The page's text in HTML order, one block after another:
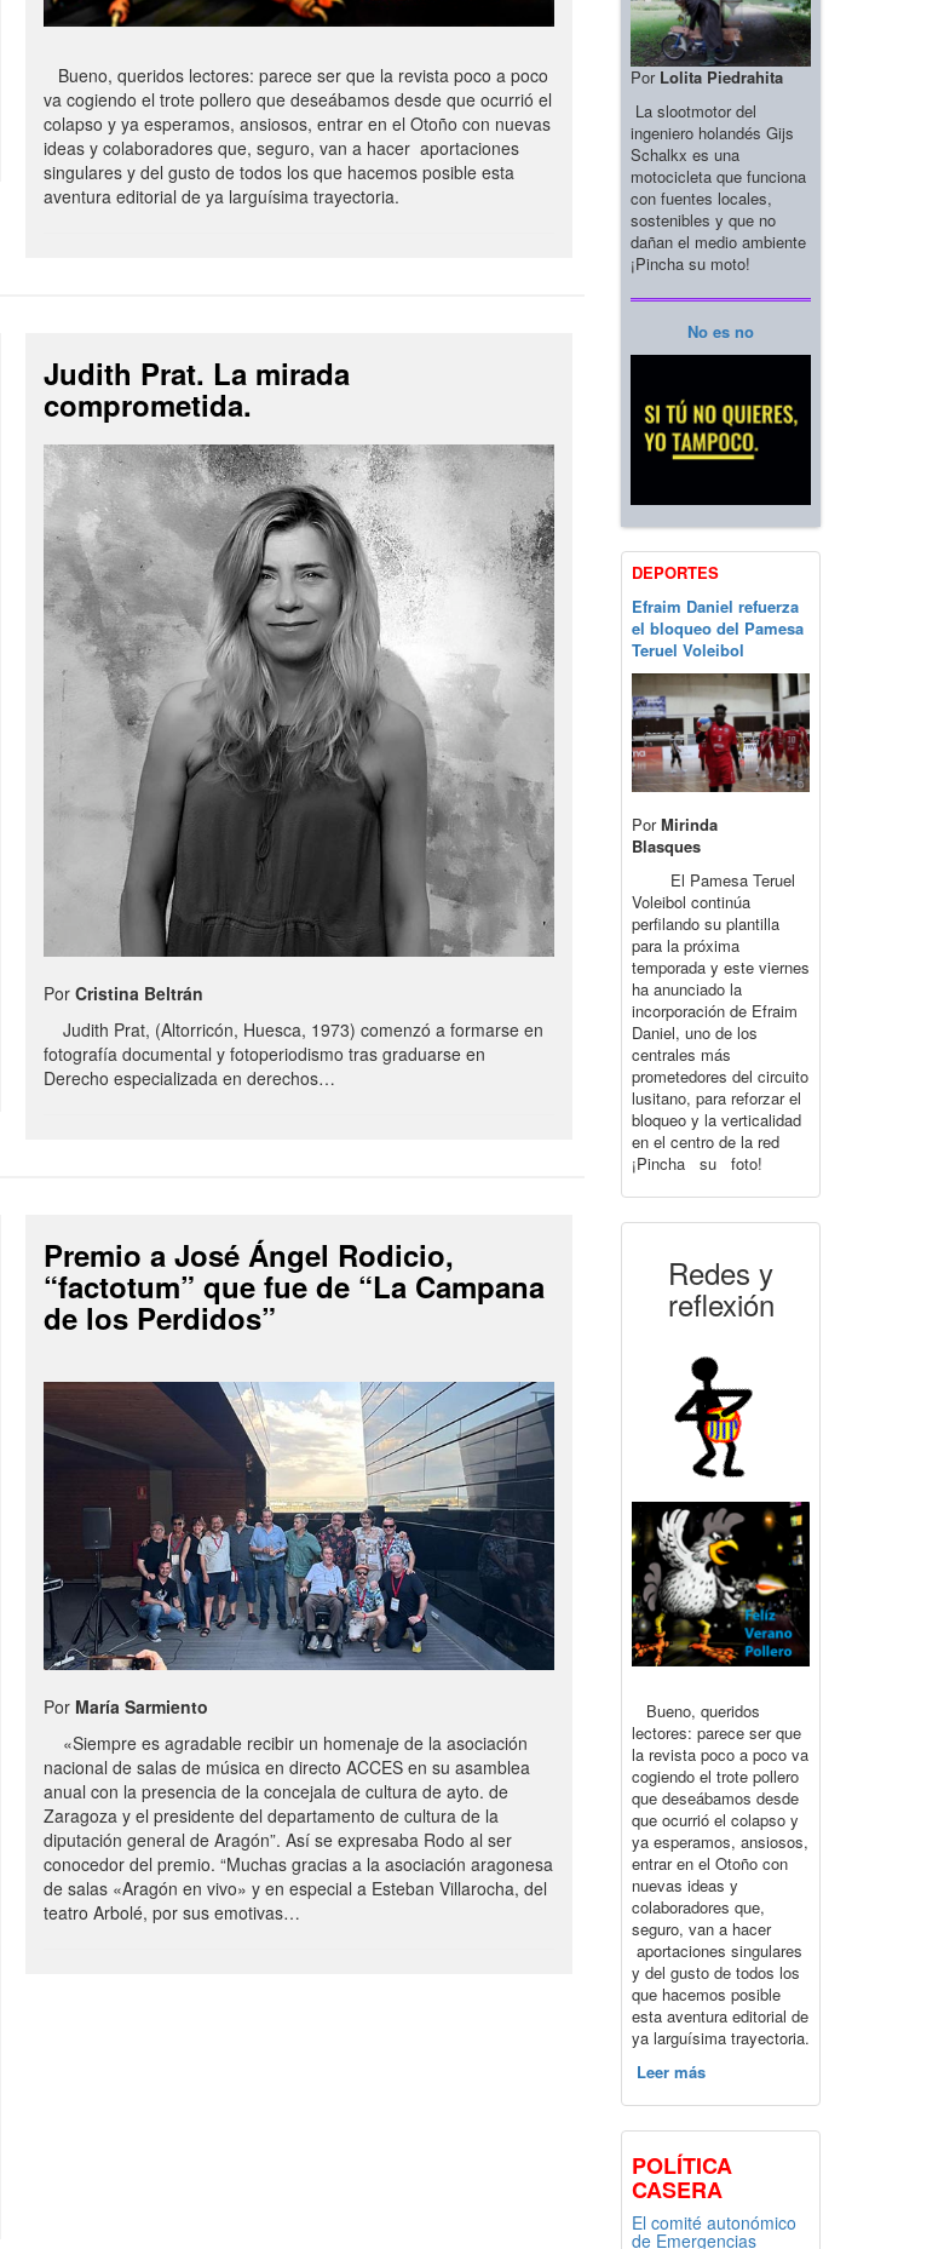
Bueno, queridos lectores: parece ser que la revista poco a poco
va cogiendo el trote pollero que deseábamos desde que ocurrió el
colapso y ya esperamos, ansiosos, entrar en el Otoño con nuevas
ideas y colaboradores que, seguro, van a hacer aportaciones
singulares y del gusto de todos los que hacemos posible esta
aventura editorial de ya larguísima trayectoria.
Judith Prat. La mirada
comprometida.
PorCristina Beltrán
Judith Prat, (Altorricón, Huesca, 1973) comenzó a formarse en
fotografía documental y fotoperiodismo tras graduarse en
Derecho especializada en derechos…
Premio a José Ángel Rodicio,
“factotum” que fue de “La Campana
de los Perdidos”
Por María Sarmiento
«Siempre es agradable recibir un homenaje de la asociación
nacional de salas de música en directo ACCES en su asamblea
anual con la presencia de la concejala de cultura de ayto. de
Zaragoza y el presidente del departamento de cultura de la
diputación general de Aragón”. Así se expresaba Rodo al ser
conocedor del premio. “Muchas gracias a la asociación aragonesa
de salas «Aragón en vivo» y en especial a Esteban Villarocha, del
teatro Arbolé, por sus emotivas…
Por Lolita Piedrahita
La slootmotor del
ingeniero holandés Gijs
Schalkx es una
motocicleta que funciona
con fuentes locales,
sostenibles y que no
dañan el medio ambiente
¡Pincha su moto!
No es no
DEPORTES
Efraim Daniel refuerza
el bloqueo del Pamesa
Teruel Voleibol
PorMirinda
Blasques
El Pamesa Teruel
Voleibol continúa
perfilando su plantilla
para la próxima
temporada y este viernes
ha anunciado la
incorporación de Efraim
Daniel, uno de los
centrales más
prometedores del circuito
lusitano, para reforzar el
bloqueo y la verticalidad
en el centro de la red
¡Pincha su foto!
Redes y
reflexión
Bueno, queridos
lectores: parece ser que
la revista poco a poco va
cogiendo el trote pollero
que deseábamos desde
que ocurrió el colapso y
ya esperamos, ansiosos,
entrar en el Otoño con
nuevas ideas y
colaboradores que,
seguro, van a hacer
aportaciones singulares
y del gusto de todos los
que hacemos posible
esta aventura editorial de
ya larguísima trayectoria.
Leer más
POLÍTICA
CASERA
El comité autonómico
de Emergencias